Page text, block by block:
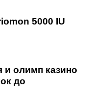
5000 IU
и олимп казино
до